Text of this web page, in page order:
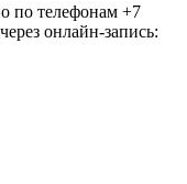
по телефонам +7
онлайн-запись: